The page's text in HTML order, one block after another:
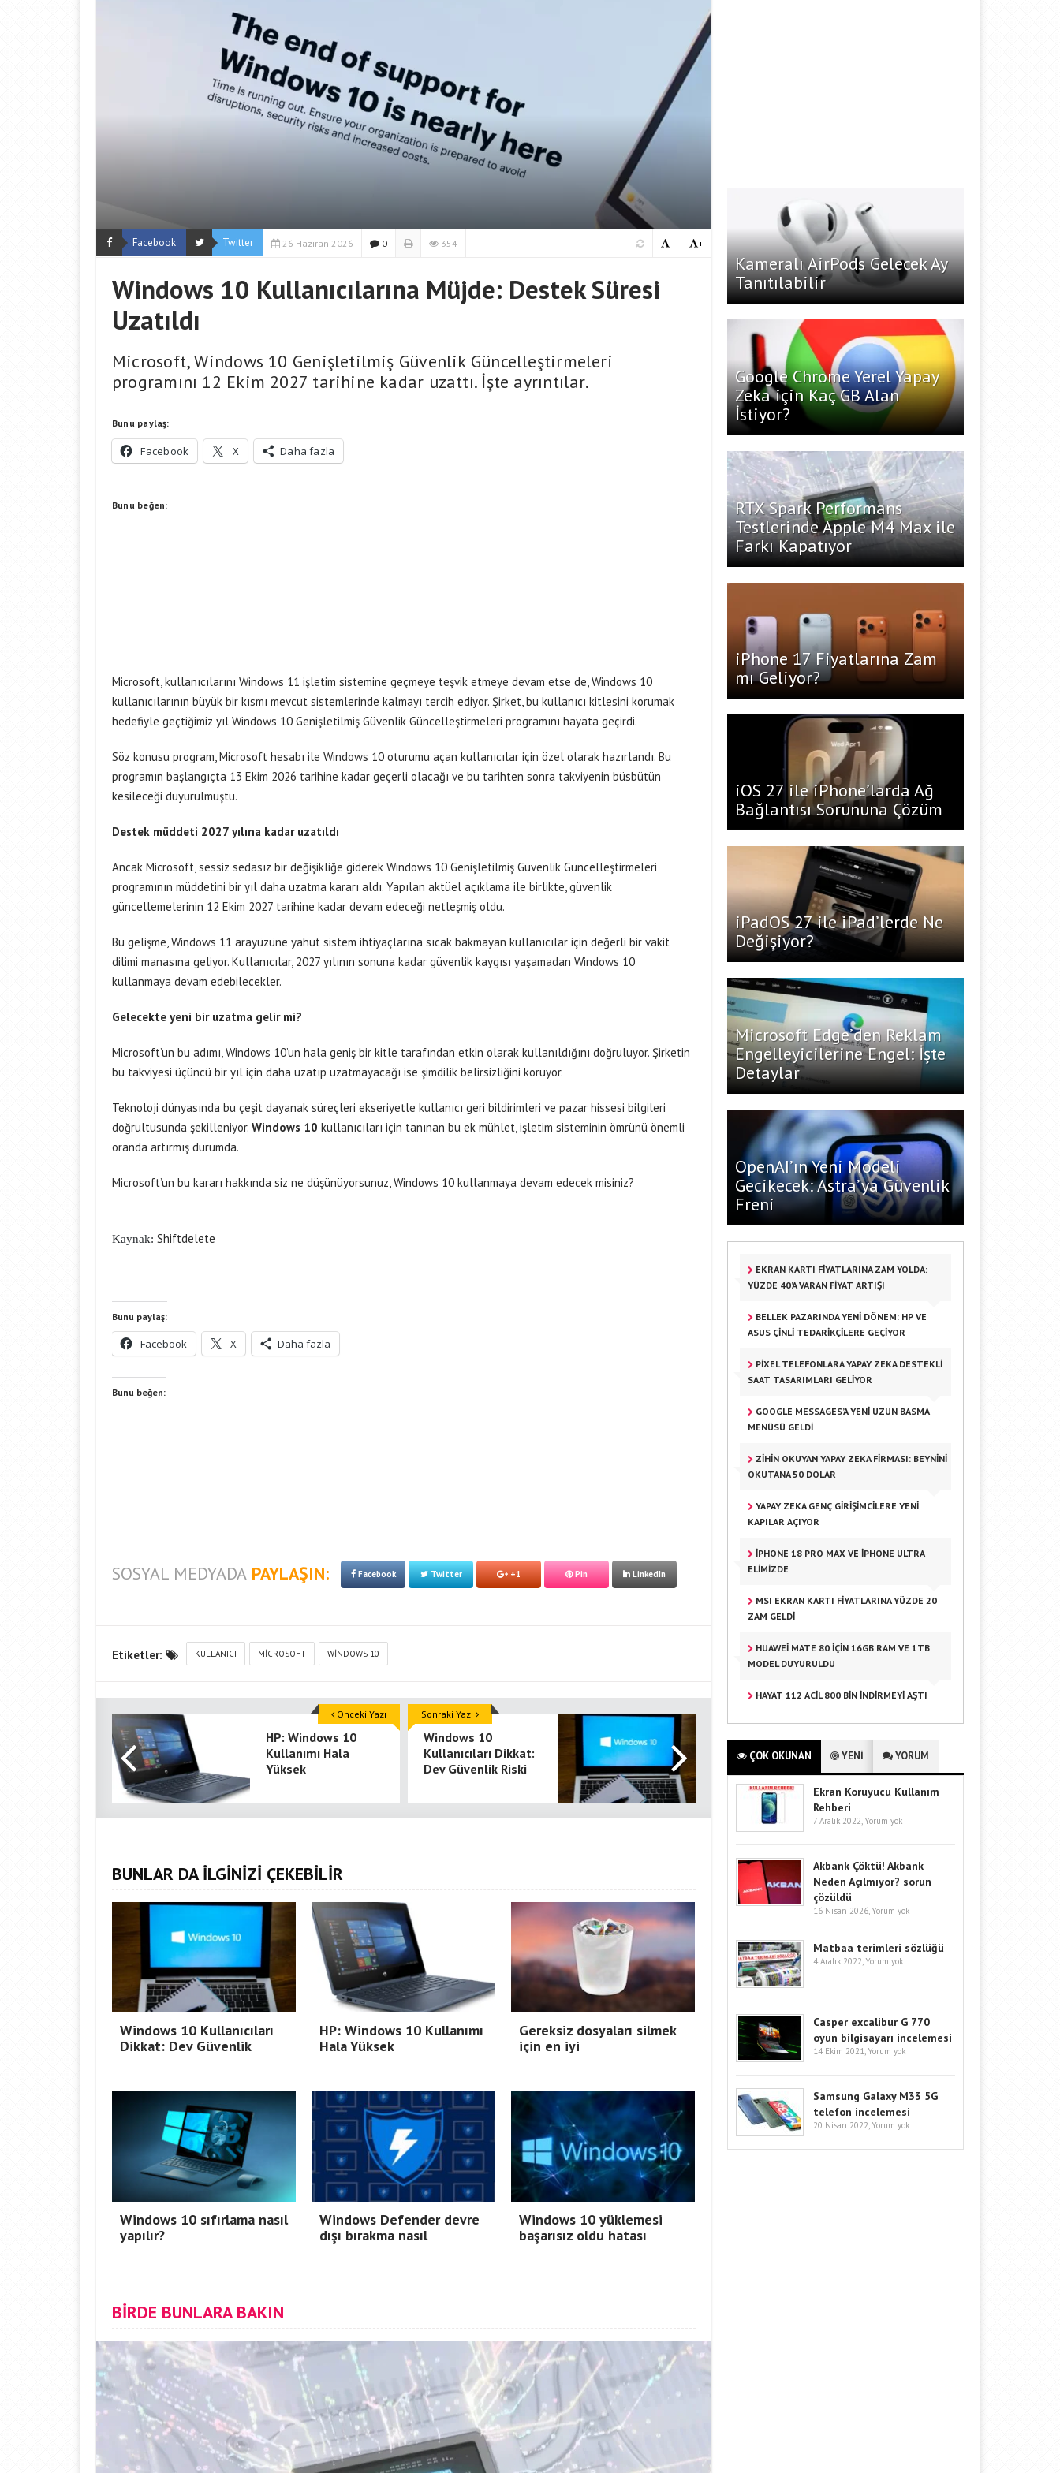
Facebook Twitter 26 Haziran 2026 0 354 +
-
Windows 10 Kullanıcılarına Müjde: Destek Süresi
Uzatıldı
Microsoft, Windows 10 Genişletilmiş Güvenlik Güncelleştirmeleri
programını 12 Ekim 2027 tarihine kadar uzattı. İşte ayrıntılar.
Bunu paylaş:
Facebook X Daha fazla
Bunu beğen:
Microsoft, kullanıcılarını Windows 11 işletim sistemine geçmeye teşvik etmeye devam etse de, Windows 10
kullanıcılarının büyük bir kısmı mevcut sistemlerinde kalmayı tercih ediyor. Şirket, bu kullanıcı kitlesini korumak
hedefiyle geçtiğimiz yıl Windows 10 Genişletilmiş Güvenlik Güncelleştirmeleri programını hayata geçirdi.
Söz konusu program, Microsoft hesabı ile Windows 10 oturumu açan kullanıcılar için özel olarak hazırlandı. Bu
programın başlangıçta 13 Ekim 2026 tarihine kadar geçerli olacağı ve bu tarihten sonra takviyenin büsbütün
kesileceği duyurulmuştu.
Destek müddeti 2027 yılına kadar uzatıldı
Ancak Microsoft, sessiz sedasız bir değişikliğe giderek Windows 10 Genişletilmiş Güvenlik Güncelleştirmeleri
programının müddetini bir yıl daha uzatma kararı aldı. Yapılan aktüel açıklama ile birlikte, güvenlik
güncellemelerinin 12 Ekim 2027 tarihine kadar devam edeceği netleşmiş oldu.
Bu gelişme, Windows 11 arayüzüne yahut sistem ihtiyaçlarına sıcak bakmayan kullanıcılar için değerli bir vakit
dilimi manasına geliyor. Kullanıcılar, 2027 yılının sonuna kadar güvenlik kaygısı yaşamadan Windows 10
kullanmaya devam edebilecekler.
Gelecekte yeni bir uzatma gelir mi?
Microsoft’un bu adımı, Windows 10’un hala geniş bir kitle tarafından etkin olarak kullanıldığını doğruluyor. Şirketin
bu takviyesi üçüncü bir yıl için daha uzatıp uzatmayacağı ise şimdilik belirsizliğini koruyor.
Teknoloji dünyasında bu çeşit dayanak süreçleri ekseriyetle kullanıcı geri bildirimleri ve pazar hissesi bilgileri
doğrultusunda şekilleniyor. Windows 10 kullanıcıları için tanınan bu ek mühlet, işletim sisteminin ömrünü önemli
oranda artırmış durumda.
Microsoft’un bu kararı hakkında siz ne düşünüyorsunuz, Windows 10 kullanmaya devam edecek misiniz?
Kaynak: Shiftdelete
Bunu paylaş:
Facebook X Daha fazla
Bunu beğen:
SOSYAL MEDYADA PAYLAŞIN: Facebook Twitter +1 Pin LinkedIn
Etiketler: KULLANICI MICROSOFT WINDOWS 10
HP: Windows 10
Kullanımı Hala
Yüksek
Önceki Yazı
Windows 10
Kullanıcıları Dikkat:
Dev Güvenlik Riski
Sonraki Yazı
BUNLAR DA İLGİNİZİ ÇEKEBİLİR
Windows 10 Kullanıcıları
Dikkat: Dev Güvenlik
HP: Windows 10 Kullanımı
Hala Yüksek
Gereksiz dosyaları silmek
için en iyi
Windows 10 sıfırlama nasıl
yapılır?
Windows Defender devre
dışı bırakma nasıl
Windows 10 yüklemesi
başarısız oldu hatası
BİRDE BUNLARA BAKIN
Kameralı AirPods Gelecek Ay
Tanıtılabilir
Google Chrome Yerel Yapay
Zeka için Kaç GB Alan
İstiyor?
RTX Spark Performans
Testlerinde Apple M4 Max ile
Farkı Kapatıyor
iPhone 17 Fiyatlarına Zam
mı Geliyor?
iOS 27 ile iPhone’larda Ağ
Bağlantısı Sorununa Çözüm
iPadOS 27 ile iPad’lerde Ne
Değişiyor?
Microsoft Edge’den Reklam
Engelleyicilerine Engel: İşte
Detaylar
OpenAI’ın Yeni Modeli
Gecikecek: Astra’ya Güvenlik
Freni
EKRAN KARTI FIYATLARINA ZAM YOLDA:
YÜZDE 40’A VARAN FIYAT ARTIŞI
BELLEK PAZARINDA YENI DÖNEM: HP VE
ASUS ÇINLI TEDARIKÇILERE GEÇIYOR
PIXEL TELEFONLARA YAPAY ZEKA DESTEKLI
SAAT TASARIMLARI GELIYOR
GOOGLE MESSAGES’A YENI UZUN BASMA
MENÜSÜ GELDI
ZIHIN OKUYAN YAPAY ZEKA FIRMASI: BEYNINI
OKUTANA 50 DOLAR
YAPAY ZEKA GENÇ GIRIŞIMCILERE YENI
KAPILAR AÇIYOR
IPHONE 18 PRO MAX VE IPHONE ULTRA
ELIMIZDE
MSI EKRAN KARTI FIYATLARINA YÜZDE 20
ZAM GELDI
HUAWEI MATE 80 IÇIN 16GB RAM VE 1TB
MODEL DUYURULDU
HAYAT 112 ACIL 800 BIN INDIRMEYI AŞTI
ÇOK OKUNAN YENİ YORUM
Ekran Koruyucu Kullanım
Rehberi
7 Aralık 2022, Yorum yok
Akbank Çöktü! Akbank
Neden Açılmıyor? sorun
çözüldü
16 Nisan 2026, Yorum yok
Matbaa terimleri sözlüğü
4 Aralık 2022, Yorum yok
Casper excalibur G 770
oyun bilgisayarı incelemesi
14 Ekim 2021, Yorum yok
Samsung Galaxy M33 5G
telefon incelemesi
20 Nisan 2022, Yorum yok